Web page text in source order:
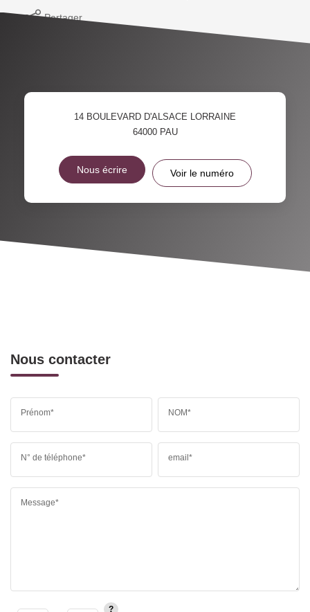
Partager
14 BOULEVARD D'ALSACE LORRAINE
64000 PAU
Nous écrire Voir le numéro
Nous contacter
Prénom* NOM*
N° de téléphone* email*
Message*